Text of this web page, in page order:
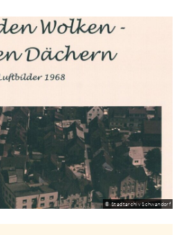
© Stadtarchiv Schwandorf